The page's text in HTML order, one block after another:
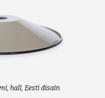
hall, Eesti disain